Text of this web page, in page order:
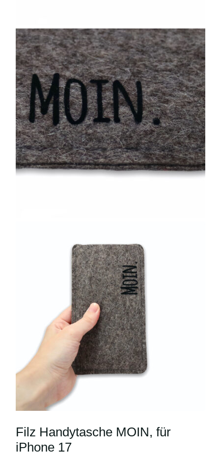
Filz Handytasche MOIN, für
iPhone 17